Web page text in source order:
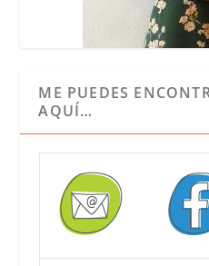
ME PUEDES
AQUÍ…